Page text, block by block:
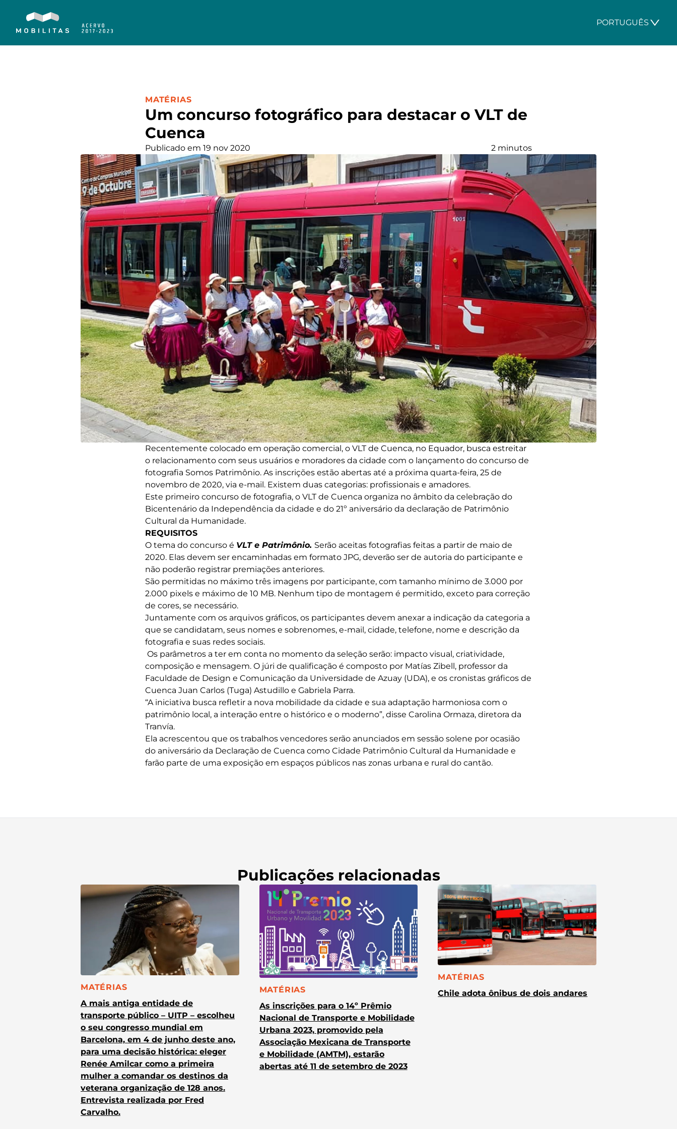
PORTUGUÊS
Um concurso fotográfico para destacar o VLT de
Cuenca
CATEGORIA:
MATÉRIAS
Publicado em 19 nov 2020 2 minutos
Recentemente colocado em operação comercial, o VLT de Cuenca, no Equador, busca estreitar
o relacionamento com seus usuários e moradores da cidade com o lançamento do concurso de
fotografia Somos Patrimônio. As inscrições estão abertas até a próxima quarta-feira, 25 de
novembro de 2020, via e-mail. Existem duas categorias: profissionais e amadores.
Este primeiro concurso de fotografia, o VLT de Cuenca organiza no âmbito da celebração do
Bicentenário da Independência da cidade e do 21º aniversário da declaração de Patrimônio
Cultural da Humanidade.
REQUISITOS
O tema do concurso é VLT e Patrimônio. Serão aceitas fotografias feitas a partir de maio de
2020. Elas devem ser encaminhadas em formato JPG, deverão ser de autoria do participante e
não poderão registrar premiações anteriores.
São permitidas no máximo três imagens por participante, com tamanho mínimo de 3.000 por
2.000 pixels e máximo de 10 MB. Nenhum tipo de montagem é permitido, exceto para correção
de cores, se necessário.
Juntamente com os arquivos gráficos, os participantes devem anexar a indicação da categoria a
que se candidatam, seus nomes e sobrenomes, e-mail, cidade, telefone, nome e descrição da
fotografia e suas redes sociais.
Os parâmetros a ter em conta no momento da seleção serão: impacto visual, criatividade,
composição e mensagem. O júri de qualificação é composto por Matías Zibell, professor da
Faculdade de Design e Comunicação da Universidade de Azuay (UDA), e os cronistas gráficos de
Cuenca Juan Carlos (Tuga) Astudillo e Gabriela Parra.
“A iniciativa busca refletir a nova mobilidade da cidade e sua adaptação harmoniosa com o
patrimônio local, a interação entre o histórico e o moderno”, disse Carolina Ormaza, diretora da
Tranvía.
Ela acrescentou que os trabalhos vencedores serão anunciados em sessão solene por ocasião
do aniversário da Declaração de Cuenca como Cidade Patrimônio Cultural da Humanidade e
farão parte de uma exposição em espaços públicos nas zonas urbana e rural do cantão.
Publicações relacionadas
CATEGORIA:
MATÉRIAS
A mais antiga entidade de
transporte público – UITP – escolheu
o seu congresso mundial em
Barcelona, em 4 de junho deste ano,
para uma decisão histórica: eleger
Renée Amilcar como a primeira
mulher a comandar os destinos da
veterana organização de 128 anos.
Entrevista realizada por Fred
Carvalho.
CATEGORIA:
MATÉRIAS
As inscrições para o 14º Prêmio
Nacional de Transporte e Mobilidade
Urbana 2023, promovido pela
Associação Mexicana de Transporte
e Mobilidade (AMTM), estarão
abertas até 11 de setembro de 2023
CATEGORIA:
MATÉRIAS
Chile adota ônibus de dois andares